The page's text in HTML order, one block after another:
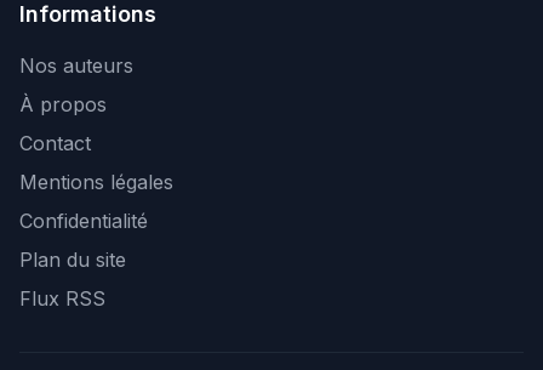
Informations
Nos auteurs
À propos
Contact
Mentions légales
Confidentialité
Plan du site
Flux RSS